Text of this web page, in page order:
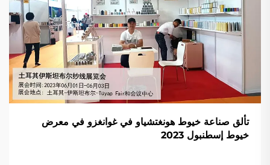
تألق صناعة خيوط هونغتشياو في غوانغزو في معرض
خيوط إسطنبول 2023